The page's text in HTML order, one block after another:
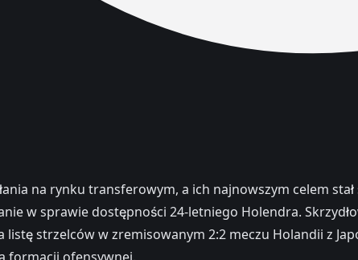
na rynku transferowym, a ich najnowszym celem
w sprawie dostępności 24-letniego Holendra.
strzelców w zremisowanym 2:2 meczu Holandii z